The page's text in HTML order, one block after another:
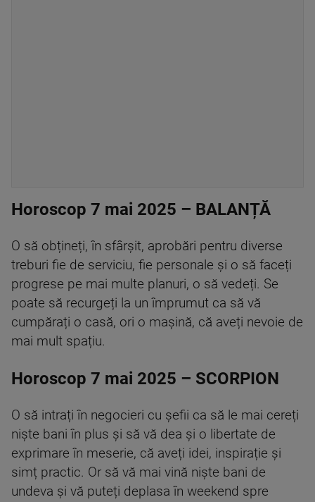
Horoscop 7 mai 2025 – BALANȚĂ
O să obțineți, în sfârșit, aprobări pentru diverse
treburi fie de serviciu, fie personale și o să faceți
progrese pe mai multe planuri, o să vedeți. Se
poate să recurgeți la un împrumut ca să vă
cumpărați o casă, ori o mașină, că aveți nevoie de
mai mult spațiu.
Horoscop 7 mai 2025 – SCORPION
O să intrați în negocieri cu șefii ca să le mai cereți
niște bani în plus și să vă dea și o libertate de
exprimare în meserie, că aveți idei, inspirație și
simț practic. Or să vă mai vină niște bani de
undeva și vă puteți deplasa în weekend spre